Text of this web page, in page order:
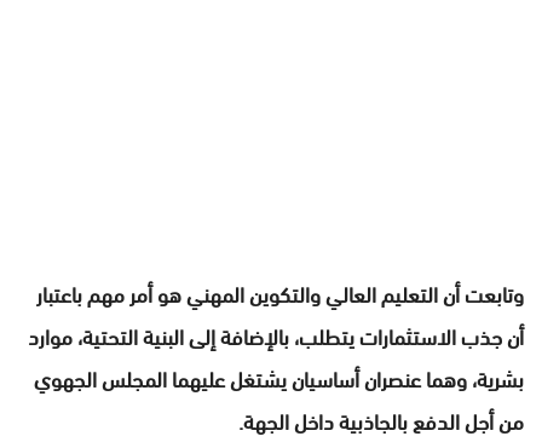
وتابعت أن التعليم العالي والتكوين المهني هو أمر مهم باعتبار
أن جذب الاستثمارات يتطلب، بالإضافة إلى البنية التحتية، موارد
بشرية، وهما عنصران أساسيان يشتغل عليهما المجلس الجهوي
من أجل الدفع بالجاذبية داخل الجهة.